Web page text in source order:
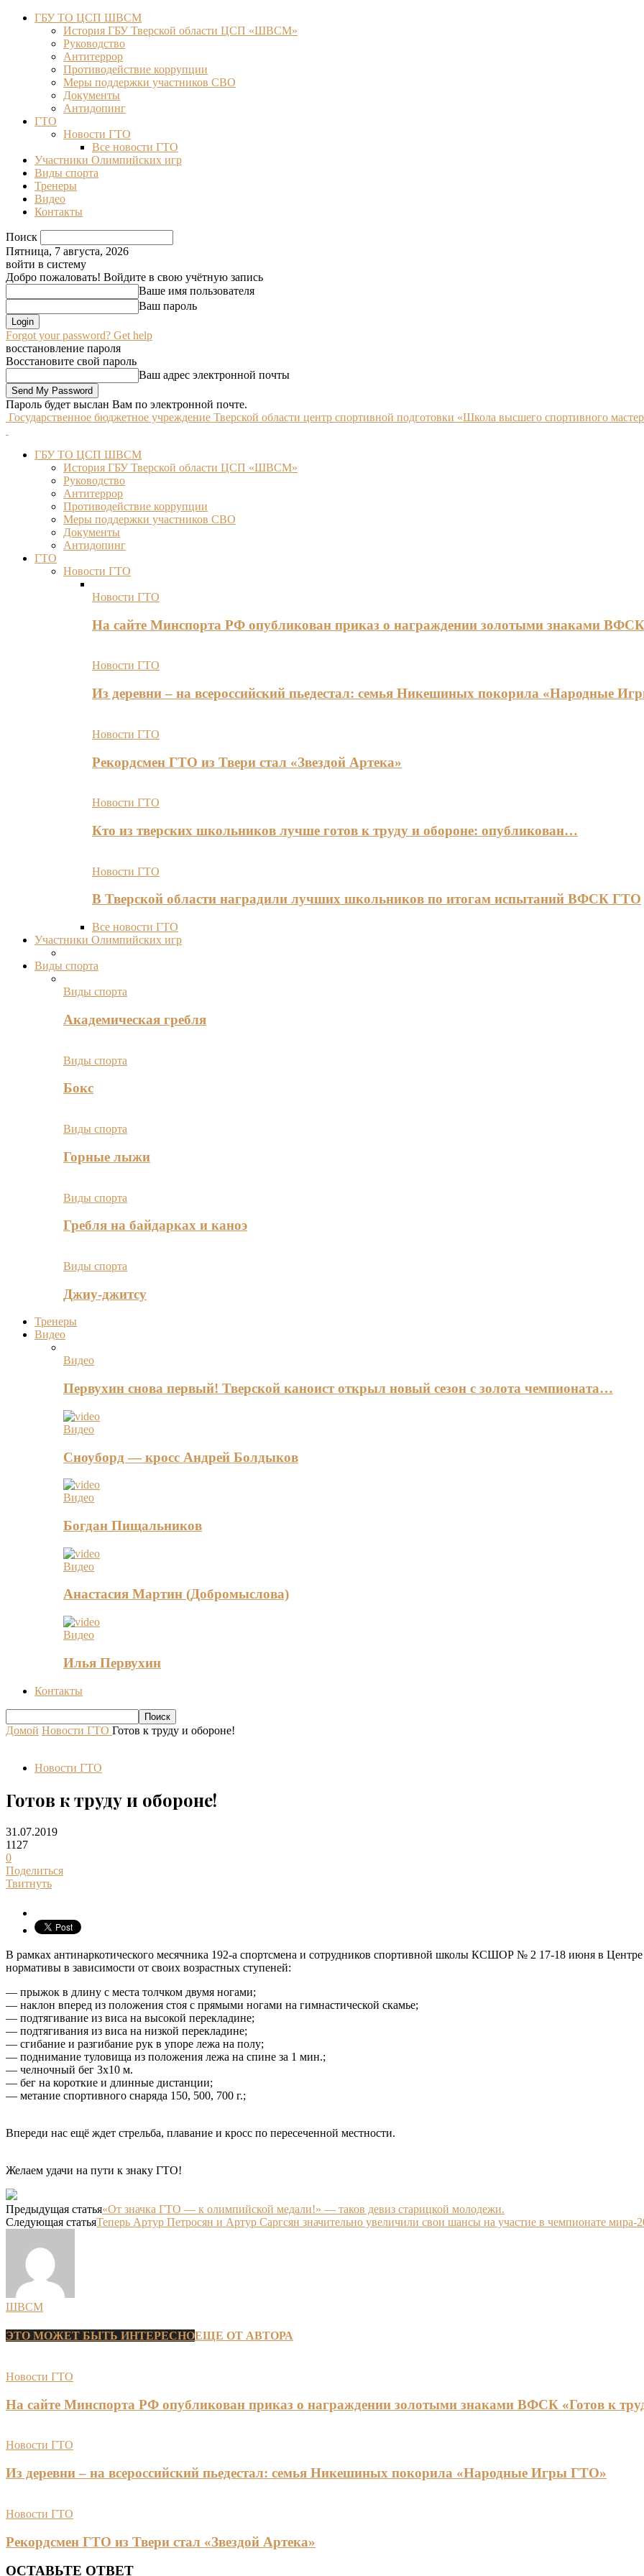
ГБУ ТО ЦСП ШВСМ
История ГБУ Тверской области ЦСП «ШВСМ»
Руководство
Антитеррор
Противодействие коррупции
Меры поддержки участников СВО
Документы
Антидопинг
ГТО
Новости ГТО
Все новости ГТО
Участники Олимпийских игр
Виды спорта
Тренеры
Видео
Контакты
Поиск
Пятница, 7 августа, 2026
войти в систему
Добро пожаловать! Войдите в свою учётную запись
Ваше имя пользователя
Ваш пароль
Forgot your password? Get help
восстановление пароля
Восстановите свой пароль
Ваш адрес электронной почты
Пароль будет выслан Вам по электронной почте.
Государственное бюджетное учреждение Тверской области центр спортивной подготовки «Школа высшего спортивного
ГБУ ТО ЦСП ШВСМ
История ГБУ Тверской области ЦСП «ШВСМ»
Руководство
Антитеррор
Противодействие коррупции
Меры поддержки участников СВО
Документы
Антидопинг
ГТО
Новости ГТО
Новости ГТО
На сайте Минспорта РФ опубликован приказ о награждении золотыми знаками
Новости ГТО
Из деревни – на всероссийский пьедестал: семья Никешиных покорила «Народные
Новости ГТО
Рекордсмен ГТО из Твери стал «Звездой Артека»
Новости ГТО
Кто из тверских школьников лучше готов к труду и обороне: опубликован…
Новости ГТО
В Тверской области наградили лучших школьников по итогам испытаний ВФСК ГТО
Все новости ГТО
Участники Олимпийских игр
Виды спорта
Виды спорта
Академическая гребля
Виды спорта
Бокс
Виды спорта
Горные лыжи
Виды спорта
Гребля на байдарках и каноэ
Виды спорта
Джиу-джитсу
Тренеры
Видео
Видео
Первухин снова первый! Тверской каноист открыл новый сезон с золота чемпионата…
Видео
Сноуборд — кросс Андрей Болдыков
Видео
Богдан Пищальников
Видео
Анастасия Мартин (Добромыслова)
Видео
Илья Первухин
Контакты
Домой Новости ГТО Готов к труду и обороне!
Новости ГТО
Готов к труду и обороне!
31.07.2019
1127
0
Поделиться
Твитнуть
В рамках антинаркотического месячника 192-а спортсмена и сотрудников спортивной школы КСШОР № 2 17-18 июня в
нормативы в зависимости от своих возрастных ступеней:
— прыжок в длину с места толчком двумя ногами;
— наклон вперед из положения стоя с прямыми ногами на гимнастической скамье;
— подтягивание из виса на высокой перекладине;
— подтягивания из виса на низкой перекладине;
— сгибание и разгибание рук в упоре лежа на полу;
— поднимание туловища из положения лежа на спине за 1 мин.;
— челночный бег 3х10 м.
— бег на короткие и длинные дистанции;
— метание спортивного снаряда 150, 500, 700 г.;
Впереди нас ещё ждет стрельба, плавание и кросс по пересеченной местности.
Желаем удачи на пути к знаку ГТО!
Предыдущая статья«От значка ГТО — к олимпийской медали!» — таков девиз старицкой молодежи.
Следующая статьяТеперь Артур Петросян и Артур Саргсян значительно увеличили свои шансы на участие в чемпионате мира-
ШВСМ
ЭТО МОЖЕТ БЫТЬ ИНТЕРЕСНОЕЩЕ ОТ АВТОРА
Новости ГТО
На сайте Минспорта РФ опубликован приказ о награждении золотыми знаками ВФСК «Готов к
Новости ГТО
Из деревни – на всероссийский пьедестал: семья Никешиных покорила «Народные Игры ГТО»
Новости ГТО
Рекордсмен ГТО из Твери стал «Звездой Артека»
ОСТАВЬТЕ ОТВЕТ